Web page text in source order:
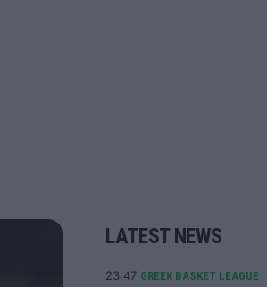
LATEST NEWS
23:47 GREEK BASKET LEAGUE